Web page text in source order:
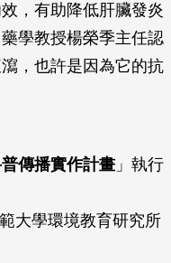
，有助降低肝臟發炎
學教授楊榮季主任認
，也許是因為它的抗
傳播實作計畫 」執行
大學環境教育研究所